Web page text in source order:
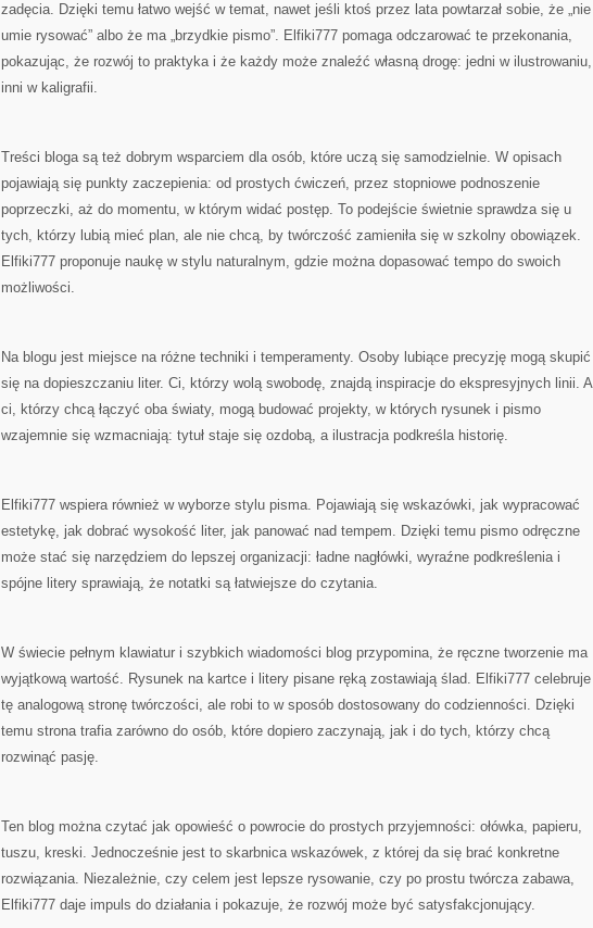
zadęcia. Dzięki temu łatwo wejść w temat, nawet jeśli ktoś przez lata powtarzał sobie, że „nie
umie rysować” albo że ma „brzydkie pismo”. Elfiki777 pomaga odczarować te przekonania,
pokazując, że rozwój to praktyka i że każdy może znaleźć własną drogę: jedni w ilustrowaniu,
inni w kaligrafii.
Treści bloga są też dobrym wsparciem dla osób, które uczą się samodzielnie. W opisach
pojawiają się punkty zaczepienia: od prostych ćwiczeń, przez stopniowe podnoszenie
poprzeczki, aż do momentu, w którym widać postęp. To podejście świetnie sprawdza się u
tych, którzy lubią mieć plan, ale nie chcą, by twórczość zamieniła się w szkolny obowiązek.
Elfiki777 proponuje naukę w stylu naturalnym, gdzie można dopasować tempo do swoich
możliwości.
Na blogu jest miejsce na różne techniki i temperamenty. Osoby lubiące precyzję mogą skupić
się na dopieszczaniu liter. Ci, którzy wolą swobodę, znajdą inspiracje do ekspresyjnych linii. A
ci, którzy chcą łączyć oba światy, mogą budować projekty, w których rysunek i pismo
wzajemnie się wzmacniają: tytuł staje się ozdobą, a ilustracja podkreśla historię.
Elfiki777 wspiera również w wyborze stylu pisma. Pojawiają się wskazówki, jak wypracować
estetykę, jak dobrać wysokość liter, jak panować nad tempem. Dzięki temu pismo odręczne
może stać się narzędziem do lepszej organizacji: ładne nagłówki, wyraźne podkreślenia i
spójne litery sprawiają, że notatki są łatwiejsze do czytania.
W świecie pełnym klawiatur i szybkich wiadomości blog przypomina, że ręczne tworzenie ma
wyjątkową wartość. Rysunek na kartce i litery pisane ręką zostawiają ślad. Elfiki777 celebruje
tę analogową stronę twórczości, ale robi to w sposób dostosowany do codzienności. Dzięki
temu strona trafia zarówno do osób, które dopiero zaczynają, jak i do tych, którzy chcą
rozwinąć pasję.
Ten blog można czytać jak opowieść o powrocie do prostych przyjemności: ołówka, papieru,
tuszu, kreski. Jednocześnie jest to skarbnica wskazówek, z której da się brać konkretne
rozwiązania. Niezależnie, czy celem jest lepsze rysowanie, czy po prostu twórcza zabawa,
Elfiki777 daje impuls do działania i pokazuje, że rozwój może być satysfakcjonujący.